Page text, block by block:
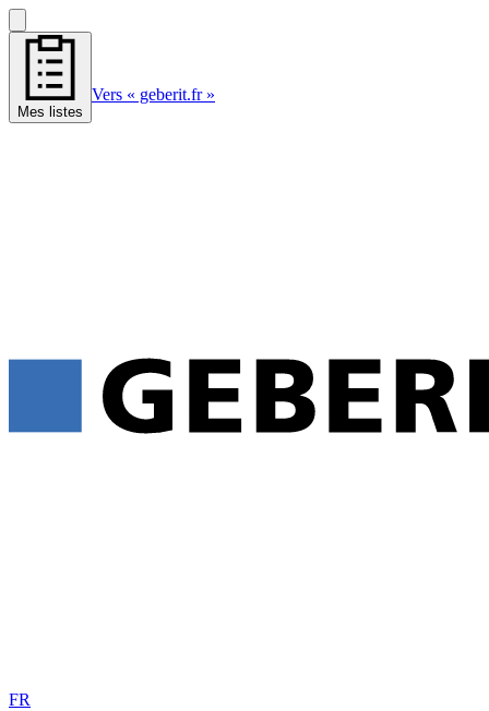
Mes listes
Vers « geberit.fr »
FR